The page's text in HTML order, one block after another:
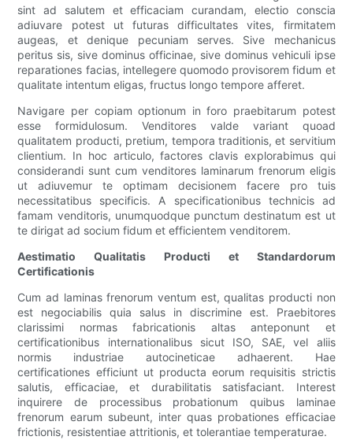
sint ad salutem et efficaciam curandam, electio conscia
adiuvare potest ut futuras difficultates vites, firmitatem
augeas, et denique pecuniam serves. Sive mechanicus
peritus sis, sive dominus officinae, sive dominus vehiculi ipse
reparationes facias, intellegere quomodo provisorem fidum et
qualitate intentum eligas, fructus longo tempore afferet.
Navigare per copiam optionum in foro praebitarum potest
esse formidulosum. Venditores valde variant quoad
qualitatem producti, pretium, tempora traditionis, et servitium
clientium. In hoc articulo, factores clavis explorabimus qui
considerandi sunt cum venditores laminarum frenorum eligis
ut adiuvemur te optimam decisionem facere pro tuis
necessitatibus specificis. A specificationibus technicis ad
famam venditoris, unumquodque punctum destinatum est ut
te dirigat ad socium fidum et efficientem venditorem.
Aestimatio Qualitatis Producti et Standardorum
Certificationis
Cum ad laminas frenorum ventum est, qualitas producti non
est negociabilis quia salus in discrimine est. Praebitores
clarissimi normas fabricationis altas anteponunt et
certificationibus internationalibus sicut ISO, SAE, vel aliis
normis industriae autocineticae adhaerent. Hae
certificationes efficiunt ut producta eorum requisitis strictis
salutis, efficaciae, et durabilitatis satisfaciant. Interest
inquirere de processibus probationum quibus laminae
frenorum earum subeunt, inter quas probationes efficaciae
frictionis, resistentiae attritionis, et tolerantiae temperaturae.